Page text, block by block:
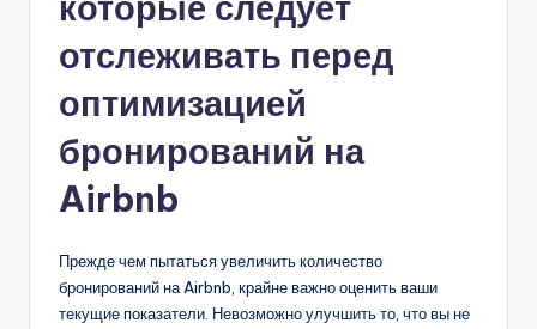
отслеживать перед
оптимизацией
бронирований на
Airbnb
Прежде чем пытаться увеличить количество
бронирований на Airbnb, крайне важно оценить ваши
текущие показатели. Невозможно улучшить то, что вы не